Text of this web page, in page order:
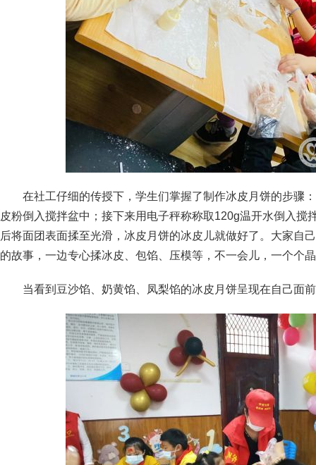
在社工仔细的传授下，学生们掌握了制作冰皮月饼的步骤
皮粉倒入搅拌盆中；接下来用电子秤称称取120g温开水倒入搅
后将面团表面揉至光滑，冰皮月饼的冰皮儿就做好了。大家自
的故事，一边专心揉冰皮、包馅、压模等，不一会儿，一个个
当看到豆沙馅、奶黄馅、凤梨馅的冰皮月饼呈现在自己面